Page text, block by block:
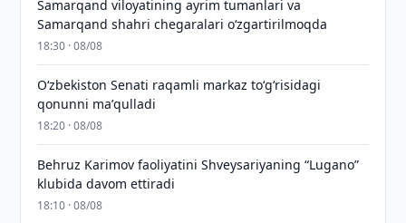
Samarqand viloyatining ayrim tumanlari va
Samarqand shahri chegaralari oʻzgartirilmoqda
18:30 · 08/08
Oʻzbekiston Senati raqamli markaz toʻgʻrisidagi
qonunni maʼqulladi
18:20 · 08/08
Behruz Karimov faoliyatini Shveysariyaning “Lugano”
klubida davom ettiradi
18:10 · 08/08